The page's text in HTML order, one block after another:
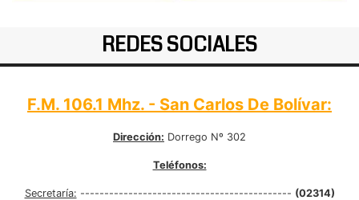
REDES SOCIALES
F.M. 106.1 Mhz. - San Carlos De Bolívar:
Dirección: Dorrego Nº 302
Teléfonos:
Secretaría: -------------------------------------------- (02314)